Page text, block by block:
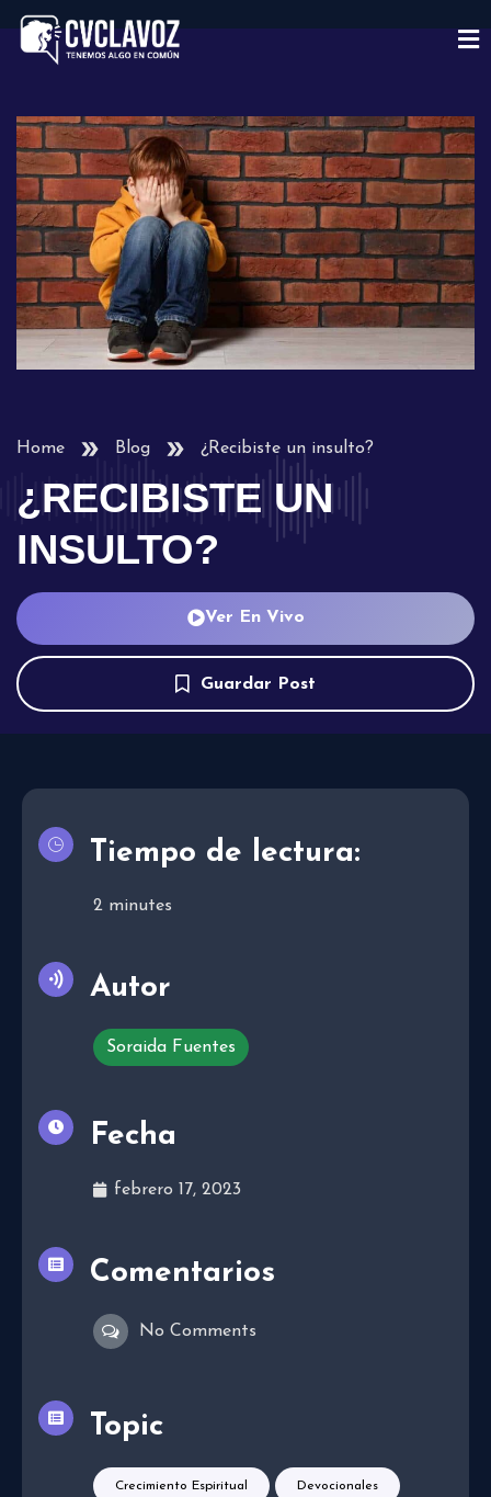
Home Blog ¿Recibiste un insulto?
¿RECIBISTE UN
INSULTO?
Ver En Vivo
Guardar Post
Tiempo de lectura:
2 minutes
Autor
Soraida Fuentes
Fecha
febrero 17, 2023
Comentarios
No Comments
Topic
Crecimiento Espiritual Devocionales